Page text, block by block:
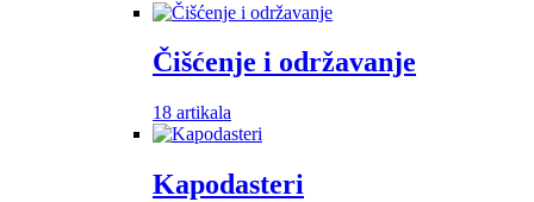
Čišćenje i održavanje
18 artikala
Kapodasteri